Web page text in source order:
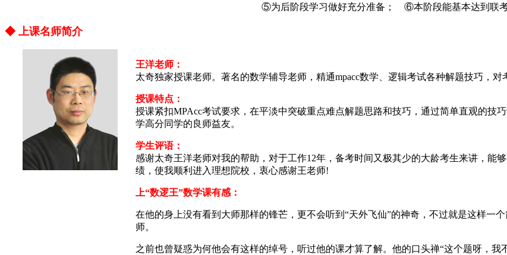
⑤为后阶段学习做好充分准备； ⑥本阶段能基本达到联考
◆ 上课名师简介
王洋老师：
太奇独家授课老师。著名的数学辅导老师，精通mpacc数学、逻辑考试各种解题技巧，对
授课特点：
授课紧扣MPAcc考试要求，在平淡中突破重点难点解题思路和技巧，通过简单直观的技
学高分同学的良师益友。
学生评语：
感谢太奇王洋老师对我的帮助，对于工作12年，备考时间又极其少的大龄考生来讲，能
绩，使我顺利进入理想院校，衷心感谢王老师!
上“数逻王”数学课有感：
在他的身上没有看到大师那样的锋芒，更不会听到“天外飞仙”的神奇，不过就是这样一
师。
之前也曾疑惑为何他会有这样的绰号，听过他的课才算了解。他的口头禅“这个题呀，